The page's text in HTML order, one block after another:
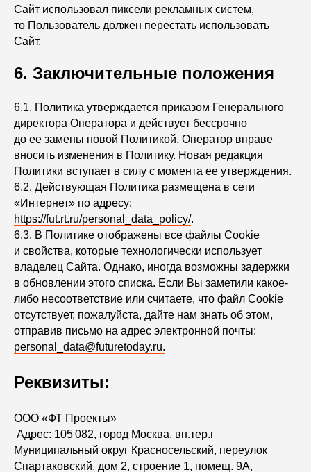
Сайт использовал пиксели рекламных систем,
то Пользователь должен перестать использовать
Сайт.
6. Заключительные положения
6.1. Политика утверждается приказом Генерального
директора Оператора и действует бессрочно
до ее замены новой Политикой. Оператор вправе
вносить изменения в Политику. Новая редакция
Политики вступает в силу с момента ее утверждения.
6.2. Действующая Политика размещена в сети
«Интернет» по адресу:
https://fut.rt.ru/personal_data_policy/.
6.3. В Политике отображены все файлы Сookie
и свойства, которые технологически использует
владелец Сайта. Однако, иногда возможны задержки
в обновлении этого списка. Если Вы заметили какое-
либо несоответствие или считаете, что файл Сookie
отсутствует, пожалуйста, дайте нам знать об этом,
отправив письмо на адрес электронной почты:
personal_data@futuretoday.ru.
Реквизиты:
ООО «ФТ Проекты»
Адрес: 105 082, город Москва, вн.тер.г
Муниципальный округ Красносельский, переулок
Спартаковский, дом 2, строение 1, помещ. 9А,